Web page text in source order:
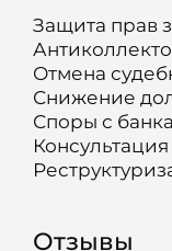
Защита прав
Отмена
Снижение
Споры с
Отзывы